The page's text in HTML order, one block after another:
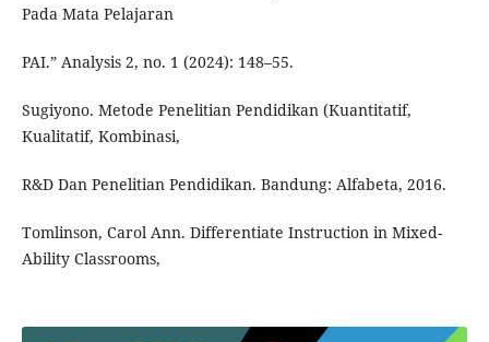
Pada Mata Pelajaran
PAI.” Analysis 2, no. 1 (2024): 148–55.
Sugiyono. Metode Penelitian Pendidikan (Kuantitatif,
Kualitatif, Kombinasi,
R&D Dan Penelitian Pendidikan. Bandung: Alfabeta, 2016.
Tomlinson, Carol Ann. Differentiate Instruction in Mixed-
Ability Classrooms,